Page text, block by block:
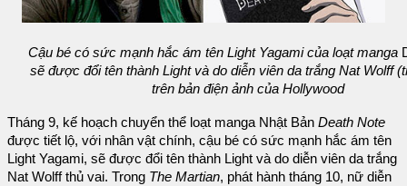
Cậu bé có sức mạnh hắc ám tên Light Yagami của loạt manga
sẽ được đổi tên thành Light và do diễn viên da trắng Nat Wolff
trên bản điện ảnh của Hollywood
Tháng 9, kế hoạch chuyển thể loạt manga Nhật Bản Death Note
được tiết lộ, với nhân vật chính, cậu bé có sức mạnh hắc ám tên
Light Yagami, sẽ được đổi tên thành Light và do diễn viên da trắng
Nat Wolff thủ vai. Trong The Martian, phát hành tháng 10, nữ diễn